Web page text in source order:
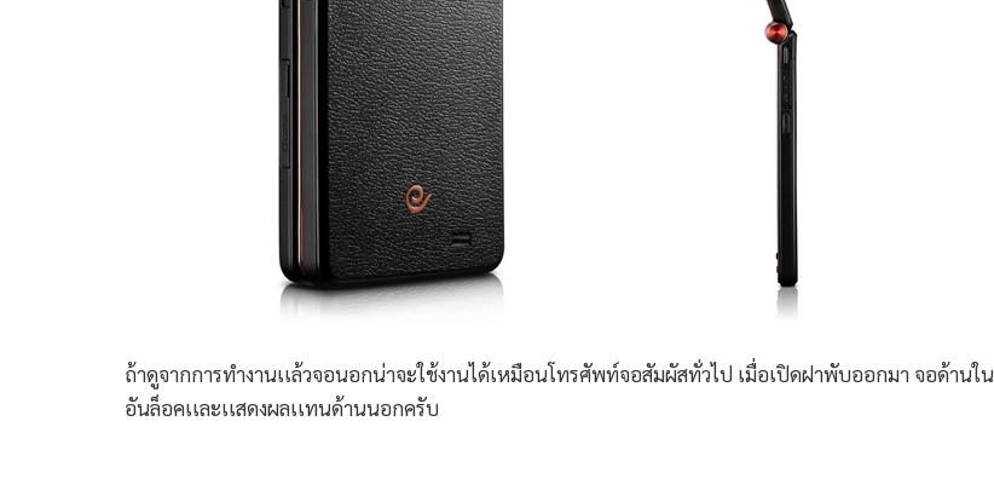
ถ้าดูจากการทำงานเเล้วจอนอกน่าจะใช้งานได้เหมือนโทรศัพท์จอสัมผัสทั่วไป เมื่อเปิดฝาพับออกมา จอด้านใน
อันล็อคเเละเเสดงผลเเทนด้านนอกครับ